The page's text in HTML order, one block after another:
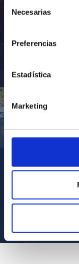
Necesarias
Preferencias
Estadística
Marketing
Inauguración de
Visita del